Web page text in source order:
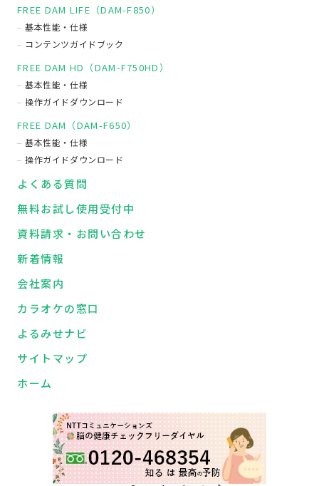
FREE DAM LIFE（DAM-F850）
基本性能・仕様
コンテンツガイドブック
FREE DAM HD（DAM-F750HD）
基本性能・仕様
操作ガイドダウンロード
FREE DAM（DAM-F650）
基本性能・仕様
操作ガイドダウンロード
よくある質問
無料お試し使用受付中
資料請求・お問い合わせ
新着情報
会社案内
カラオケの窓口
よるみせナビ
サイトマップ
ホーム